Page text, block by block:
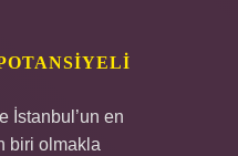
İstanbul’un en
biri olmakla